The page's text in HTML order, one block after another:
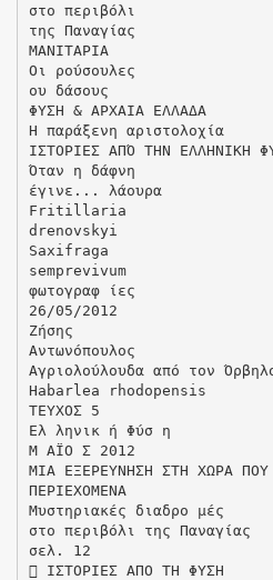
στο περιβόλι
της Παναγίας
ΜΑΝΙΤΑΡΙΑ
Οι ρούσουλες
ου δάσους
ΦΥΣΗ & ΑΡΧΑΙΑ ΕΛΛΑΔΑ
Η παράξενη αριστολοχία
ΙΣΤΟΡΙΕΣ ΑΠΌ ΤΗΝ ΕΛΛΗΝΙΚΗ
Όταν η δάφνη
έγινε... λάουρα
Fritillaria
drenovskyi
Saxifraga
semprevivum
φωτογραφ ίες
26/05/2012
Ζήσης
Αντωνόπουλος
Αγριολούλουδα από τον
Habarlea rhodopensis
ΤΕΥΧΟΣ 5
Ελ ληνικ ή Φύσ η
Μ ΑΪΟ Σ 2012
ΜΙΑ ΕΞΕΡΕΥΝΗΣΗ ΣΤΗ ΧΩΡΑ ΠΟΥ
ΠΕΡΙΕΧΟΜΕΝΑ
Μυστηριακές διαδρο μές
στο περιβόλι της Παναγίας
σελ. 12
 ΙΣΤΟΡΙΕΣ ΑΠΟ ΤΗ ΦΥΣΗ